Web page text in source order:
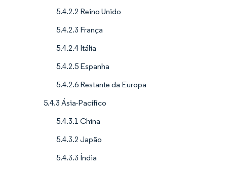
5.4.2.2 Reino Unido
5.4.2.3 França
5.4.2.4 Itália
5.4.2.5 Espanha
5.4.2.6 Restante da Europa
5.4.3 Ásia-Pacífico
5.4.3.1 China
5.4.3.2 Japão
5.4.3.3 Índia